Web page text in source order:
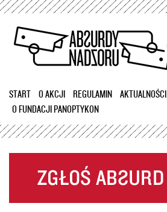
Przejdź
treści
START O AKCJI REGULAMIN
AKTUALNOŚCI
O FUNDACJI PANOPTYKON